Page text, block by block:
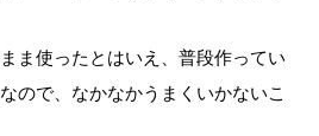
ま使ったとはいえ、普段作ってい
ので、なかなかうまくいかないこ